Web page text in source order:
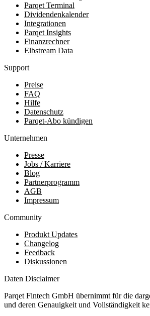
Parqet Terminal
Dividendenkalender
Integrationen
Parqet Insights
Finanzrechner
Elbstream Data
Support
Preise
FAQ
Hilfe
Datenschutz
Parqet-Abo kündigen
Unternehmen
Presse
Jobs / Karriere
Blog
Partnerprogramm
AGB
Impressum
Community
Produkt Updates
Changelog
Feedback
Diskussionen
Daten Disclaimer
Parqet Fintech GmbH übernimmt für die
und deren Genauigkeit und Vollständigkeit